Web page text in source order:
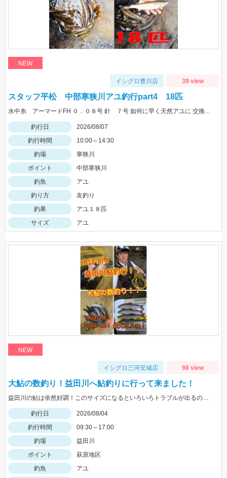
NEW
イシグロ豊川店 39 view
スタッフ平松 中部寒狭川アユ釣行part4 18匹
水中糸 アーマードFH ０．０８号 針 ７号 如何に早く天然アユに 交換できるかが大事！
釣行日
2026/08/07
釣行時間
10:00～14:30
釣場
寒狭川
ポイント
中部寒狭川
釣魚
アユ
釣り方
友釣り
釣果
アユ１８匹
サイズ
アユ
NEW
イシグロ三河安城店 98 view
大鮎の数釣り！益田川へ鮎釣りに行って来ました！
益田川の鮎は依然好調！このサイズになるといろいろトラブルが出るので仕掛けは太めがおすすめです！針は7.5号～８号！三河安城店岩崎釣行
釣行日
2026/08/04
釣行時間
09:30～17:00
釣場
益田川
ポイント
萩原地区
釣魚
アユ